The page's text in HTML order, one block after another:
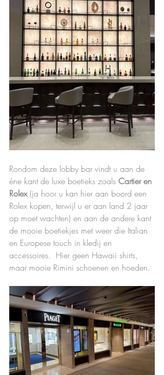
Rondom deze lobby bar vindt u aan de
éne kant de luxe boetieks zoals Cartier en
Rolex (ja hoor u kan hier aan boord een
Rolex kopen, terwijl u er aan land 2 jaar
op moet wachten) en aan de andere kant
de mooie boetiekjes met weer die Italian
en Europese touch in kledij en
accessoires.  Hier geen Hawaii shirts,
maar mooie Rimini schoenen en hoeden.